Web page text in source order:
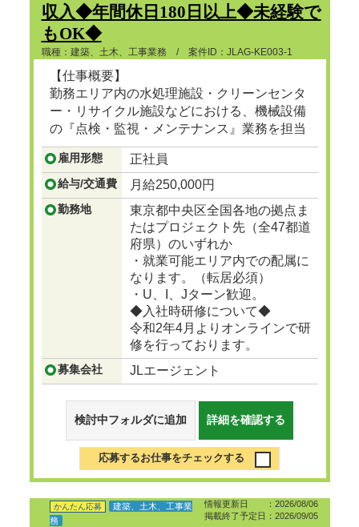
収入◆年間休日180日以上◆未経験で
もOK◆
職種：建築、土木、工事業務 / 案件ID：JLAG-KE003-1
【仕事概要】
勤務エリア内の水処理施設・クリーンセンタ
ー・リサイクル施設などにおける、機械設備
の『点検・監視・メンテナンス』業務を担当
頂きます。
...つづきを見る
雇用形態 正社員
給与/交通費 月給250,000円
勤務地
東京都中央区全国各地の拠点ま
たはプロジェクト先（全47都道
府県）のいずれか
・就業可能エリア内での配属に
なります。（転居必須）
・U、I、Jターン歓迎。
◆入社時研修について◆
令和2年4月よりオンラインで研
修を行っております。
募集会社 JLエージェント
検討中フォルダに追加 詳細を確認する
応募するお仕事をチェックする
情報更新日 ：2026/08/06
掲載終了予定日：2026/09/05
かんたん応募
建築、土木、工事業
務